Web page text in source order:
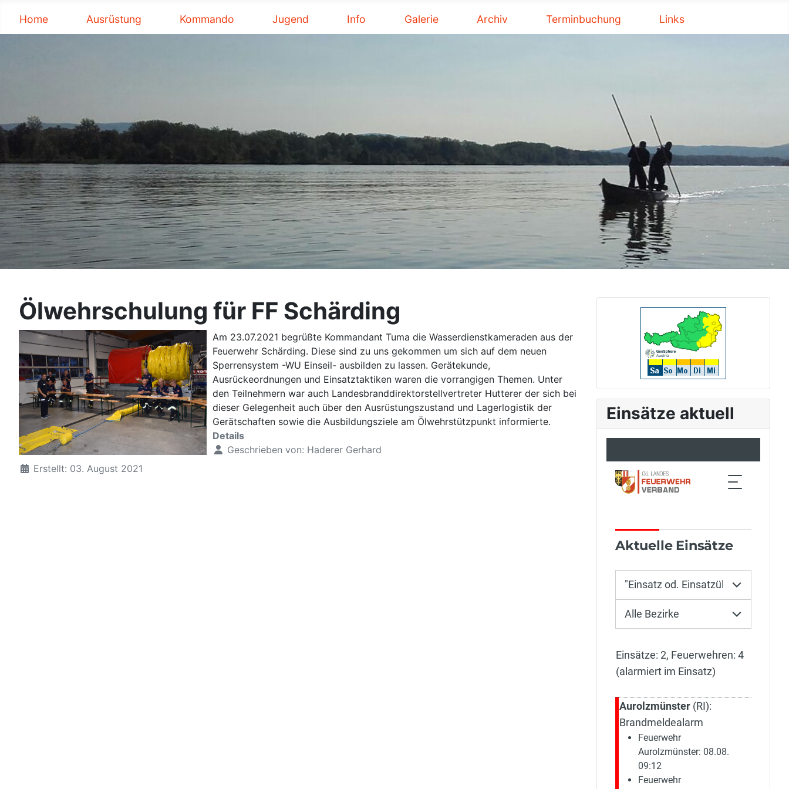
Home Ausrüstung Kommando Jugend Info Galerie Archiv Terminbuchung Links
Ölwehrschulung für FF Schärding
Am 23.07.2021 begrüßte Kommandant Tuma die Wasserdienstkameraden aus der
Feuerwehr Schärding. Diese sind zu uns gekommen um sich auf dem neuen
Sperrensystem -WU Einseil- ausbilden zu lassen. Gerätekunde,
Ausrückeordnungen und Einsatztaktiken waren die vorrangigen Themen. Unter
den Teilnehmern war auch Landesbranddirektorstellvertreter Hutterer der sich bei
dieser Gelegenheit auch über den Ausrüstungszustand und Lagerlogistik der
Gerätschaften sowie die Ausbildungsziele am Ölwehrstützpunkt informierte.
Details
Geschrieben von: Haderer Gerhard
Erstellt: 03. August 2021
Einsätze aktuell